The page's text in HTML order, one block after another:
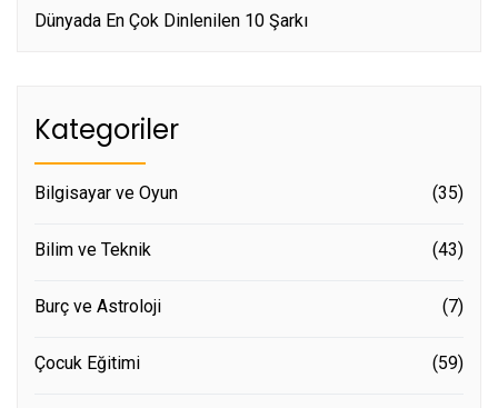
Dünyada En Çok Dinlenilen 10 Şarkı
Kategoriler
Bilgisayar ve Oyun (35)
Bilim ve Teknik (43)
Burç ve Astroloji (7)
Çocuk Eğitimi (59)